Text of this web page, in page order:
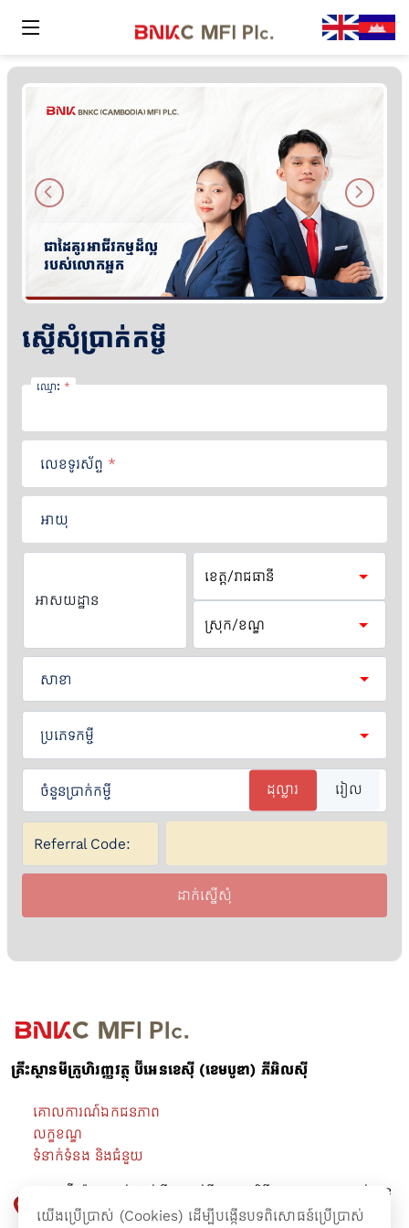
ជាដៃគូរអាជីវកម្មដ៏ល្អ
របស់លោកអ្នក
ស្នើសុំប្រាក់កម្ចី
ឈ្មោះ *
លេខទូរស័ព្ទ *
អាយុ
អាសយដ្ឋាន
សាខា
ប្រភេទកម្ចី
ចំនួនប្រាក់កម្ចី ដុល្លារ រៀល
Referral Code:
ដាក់ស្នើសុំ
គ្រឹះស្ថានមីក្រូហិរញ្ញវត្ថុ ប៊ីអេនខេស៊ី (ខេមបូឌា) ភីអិលស៊ី
គោលការណ៍ឯកជនភាព
លក្ខខណ្ឌ
ទំនាក់ទំនង និងជំនួយ
អគារ ប៊ី-រ៉ាយ ជាន់ផ្ទាល់ដី -​ ជាន់ទី៤ មហាវិថីព្រះនរោត្តម សង្កាត់ទន្លេ
បាសាក់ ខណ្ឌចំការមន រាជធានីភ្នំពេញ។
យើងប្រើប្រាស់ (Cookies) ដើម្បីបង្កើនបទពិសោធន៍ប្រើប្រាស់